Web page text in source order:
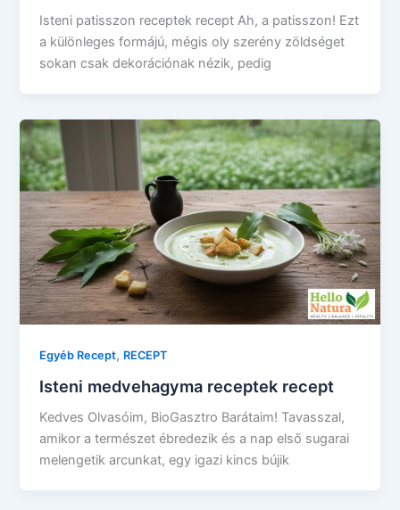
Isteni patisszon receptek recept Ah, a patisszon! Ezt
a különleges formájú, mégis oly szerény zöldséget
sokan csak dekorációnak nézik, pedig
Egyéb Recept, RECEPT
Isteni medvehagyma receptek recept
Kedves Olvasóim, BioGasztro Barátaim! Tavasszal,
amikor a természet ébredezik és a nap első sugarai
melengetik arcunkat, egy igazi kincs bújik